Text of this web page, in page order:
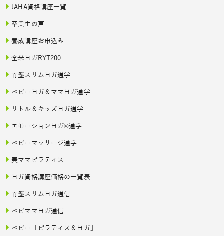
JAHA資格講座一覧
卒業生の声
養成講座お申込み
全米ヨガRYT200
骨盤スリムヨガ通学
ベビーヨガ＆ママヨガ通学
リトル＆キッズヨガ通学
エモーションヨガ®通学
ベビーマッサージ通学
美ママピラティス
ヨガ資格講座価格の一覧表
骨盤スリムヨガ通信
ベビママヨガ通信
ベビー「ピラティス＆ヨガ」